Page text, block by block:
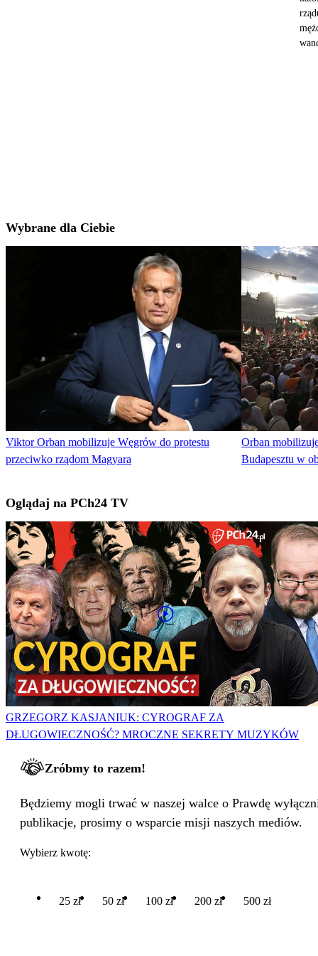
Wybrane dla Ciebie
Viktor Orban mobilizuje Węgrów do protestu
przeciwko rządom Magyara
Orban
Budapesztu w
Oglądaj na PCh24 TV
GRZEGORZ KASJANIUK: CYROGRAF ZA
DŁUGOWIECZNOŚĆ? MROCZNE SEKRETY MUZYKÓW
Zróbmy to razem!
Będziemy mogli trwać w naszej walce o Prawdę
publikacje, prosimy o wsparcie misji naszych mediów.
Wybierz kwotę:
25 zł 50 zł 100 zł 200 zł 500 zł